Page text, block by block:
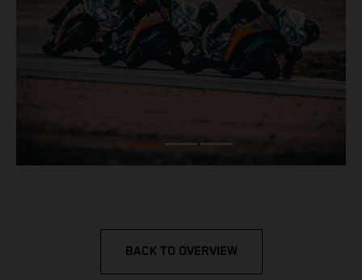
BACK TO OVERVIEW